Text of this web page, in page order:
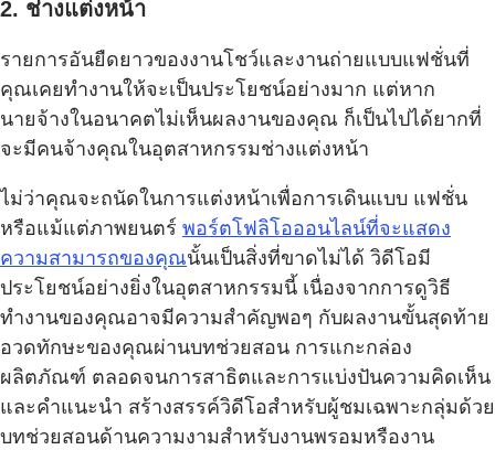
2. ช่างแต่งหน้า
รายการอันยืดยาวของงานโชว์และงานถ่ายแบบแฟชั่นที่
คุณเคยทำงานให้จะเป็นประโยชน์อย่างมาก แต่หาก
นายจ้างในอนาคตไม่เห็นผลงานของคุณ ก็เป็นไปได้ยากที่
จะมีคนจ้างคุณในอุตสาหกรรมช่างแต่งหน้า
ไม่ว่าคุณจะถนัดในการแต่งหน้าเพื่อการเดินแบบ แฟชั่น
หรือแม้แต่ภาพยนตร์ พอร์ตโฟลิโอออนไลน์ที่จะแสดง
ความสามารถของคุณนั้นเป็นสิ่งที่ขาดไม่ได้ วิดีโอมี
ประโยชน์อย่างยิ่งในอุตสาหกรรมนี้ เนื่องจากการดูวิธี
ทำงานของคุณอาจมีความสำคัญพอๆ กับผลงานขั้นสุดท้าย
อวดทักษะของคุณผ่านบทช่วยสอน การแกะกล่อง
ผลิตภัณฑ์ ตลอดจนการสาธิตและการแบ่งปันความคิดเห็น
และคำแนะนำ สร้างสรรค์วิดีโอสำหรับผู้ชมเฉพาะกลุ่มด้วย
บทช่วยสอนด้านความงามสำหรับงานพรอมหรืองาน